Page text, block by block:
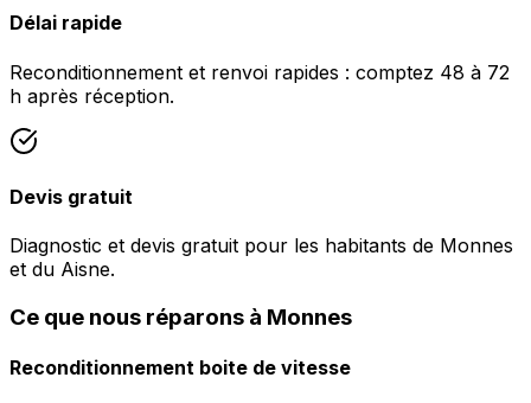
Délai rapide
Reconditionnement et renvoi rapides : comptez 48 à 72
h après réception.
Devis gratuit
Diagnostic et devis gratuit pour les habitants de Monnes
et du Aisne.
Ce que nous réparons à Monnes
Reconditionnement boite de vitesse